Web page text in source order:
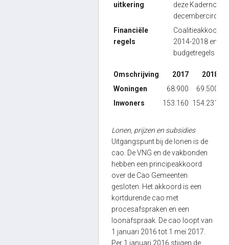
uitkering
deze Kadernota :
Financiële
regels
Coalitieakkoord
2014-2018 en
budgetregels
Omschrijving 2017
2018
Woningen
68.900 69.500
Inwoners
153.160 154.231
Lonen, prijzen en subsidies
Uitgangspunt bij de lonen is de
cao. De VNG en de vakbonden
hebben een principeakkoord
over de Cao Gemeenten
gesloten. Het akkoord is een
kortdurende cao met
procesafspraken en een
loonafspraak. De cao loopt van
1 januari 2016 tot 1 mei 2017.
Per 1 januari 2016 stijgen de